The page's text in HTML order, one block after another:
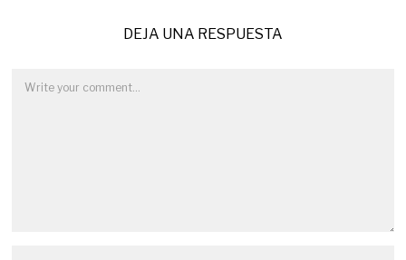
DEJA UNA RESPUESTA